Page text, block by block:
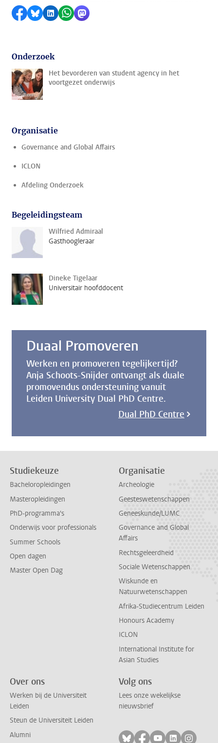
Delen op Facebook
Delen via Bluesky
Delen op LinkedIn
Delen via WhatsApp
Delen via Mastodon
Onderzoek
Het bevorderen van student agency in het
voortgezet onderwijs
Organisatie
Governance and Global Affairs
ICLON
Afdeling Onderzoek
Begeleidingsteam
Wilfried Admiraal
Gasthoogleraar
Dineke Tigelaar
Universitair hoofddocent
Duaal Promoveren
Werken en promoveren tegelijkertijd?
Anja Schoots-Snijder ontvangt als duale
promovendus ondersteuning vanuit
Leiden University Dual PhD Centre.
Dual PhD Centre
Studiekeuze
Bacheloropleidingen
Masteropleidingen
PhD-programma's
Onderwijs voor professionals
Summer Schools
Open dagen
Master Open Dag
Organisatie
Archeologie
Geesteswetenschappen
Geneeskunde/LUMC
Governance and Global
Affairs
Rechtsgeleerdheid
Sociale Wetenschappen
Wiskunde en
Natuurwetenschappen
Afrika-Studiecentrum Leiden
Honours Academy
ICLON
International Institute for
Asian Studies
Over ons
Werken bij de Universiteit
Leiden
Steun de Universiteit Leiden
Alumni
Volg ons
Lees onze wekelijkse
nieuwsbrief
Volg ons op bluesky
Volg ons op
Volg ons op
Volg ons
Volg